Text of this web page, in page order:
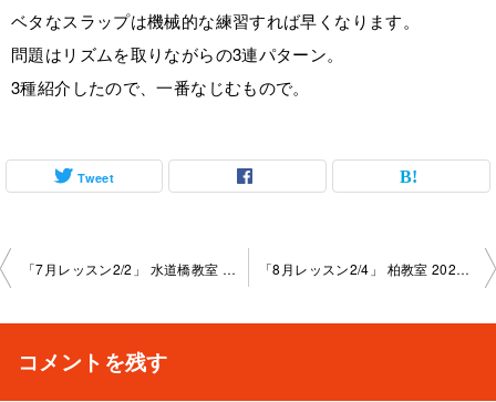
ベタなスラップは機械的な練習すれば早くなります。
問題はリズムを取りながらの3連パターン。
3種紹介したので、一番なじむもので。
Tweet
投
ビ
「7月レッスン2/2」 水道橋教室 2023-7-31-no0004-1006 「8月レッスン2/4」 柏教室 2023-8-9-no0004-1013
コメントを残す